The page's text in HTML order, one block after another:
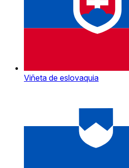
Viñeta de eslovaquia